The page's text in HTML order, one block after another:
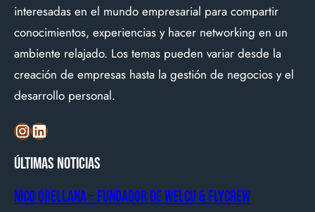
interesadas en el mundo empresarial para compartir
conocimientos, experiencias y hacer networking en un
ambiente relajado. Los temas pueden variar desde la
creación de empresas hasta la gestión de negocios y el
desarrollo personal.
InstagramLinkedIn
Últimas noticias
Nico Orellana – Fundador de Welcu & Flycrew